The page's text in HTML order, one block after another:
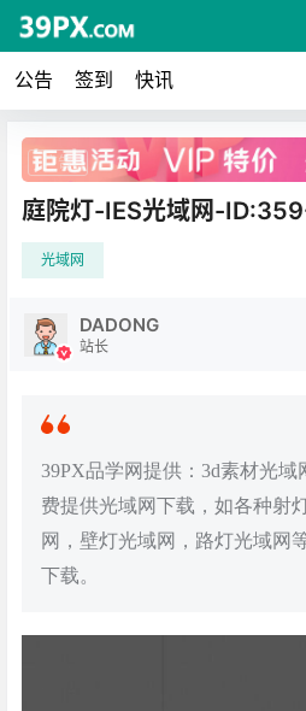
公告 签到 快讯
广告
庭院灯-IES光域网-
光域网
DADONG
站长
39PX品学网提供：3d素材光
费提供光域网下载，如各种射
网，壁灯光域网，路灯光域网
下载。